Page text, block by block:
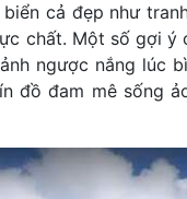
cả đẹp như
chất. Một số gợi ý
ngược nắng lúc
đồ đam mê sống